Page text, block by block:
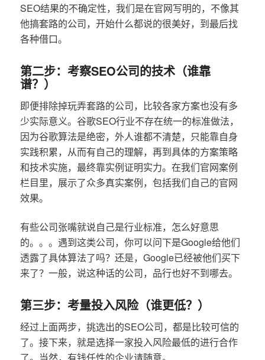
SEO结果的不确定性，我们是在官网写明的，不像其
他搞套路的公司，开始什么都说的很美好，到最后找
各种借口。
第二步：考察SEO公司的技术（谁靠
谱？）
即便排除掉玩弄套路的公司，比较各家方案也没有多
少实际意义。谷歌SEO行业不存在统一的标准做法，
因为谷歌算法是绝密，外人谁都不清楚，只能靠自身
实践积累，从而有自己的理解，再到具体的方案策略
和技术实施，最终靠实例证明实力。在我们官网案例
栏目里，展示了众多真实案例，包括我们自己的官网
效果。
有些公司张嘴就说自己是行业标准，怎么好意思
的。。。遇到这类公司，你可以问下是Google给他们
透露了具体算法了吗？还是，Google已经被他们买下
来了？一般，说这种话的公司，品行也好不到哪去。
第三步：考量投入风险（谁更低？）
经过上面两步，挑选出的SEO公司，都是比较可信的
了。接下来，就是选择一家投入风险最低的进行合作